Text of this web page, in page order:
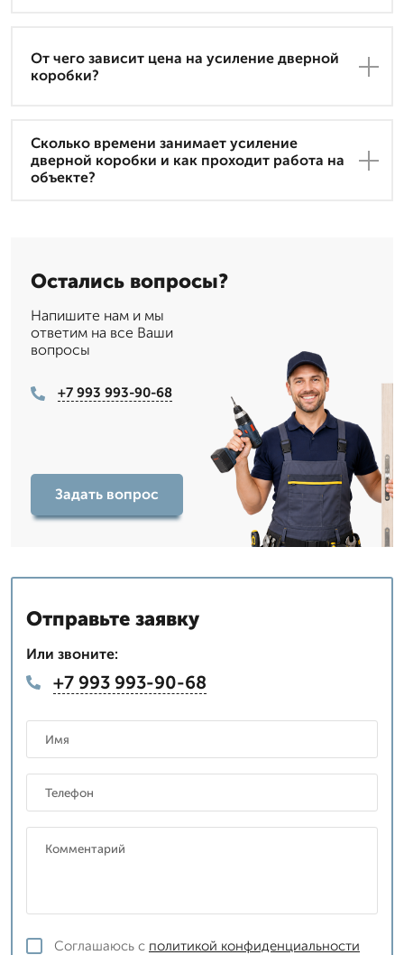
От чего зависит цена на усиление дверной
коробки?
Сколько времени занимает усиление
дверной коробки и как проходит работа на
объекте?
Остались вопросы?
Напишите нам и мы
ответим на все Ваши
вопросы
+7 993 993-90-68
Задать вопрос
Отправьте заявку
Или звоните:
+7 993 993-90-68
Соглашаюсь с политикой конфиденциальности